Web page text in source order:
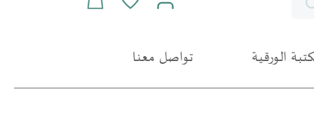
الورقية تواصل معنا